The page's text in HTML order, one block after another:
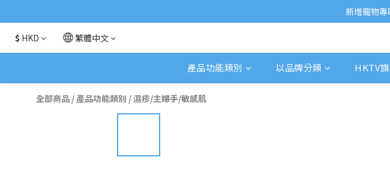
歡迎瀏覽ECCB
新增寵物專
歡迎瀏覽ECCB
$ HKD 繁體中文
產品功能類別 以品牌分類 HKTV
全部商品 / 產品功能類別 /濕疹/主婦手/敏感肌